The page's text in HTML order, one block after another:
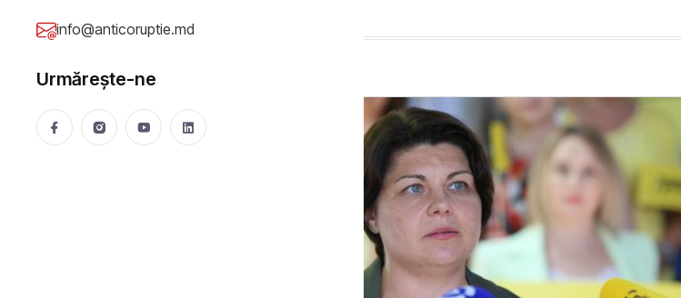
info@anticoruptie.md
Urmărește-ne
Anticoruptie.md